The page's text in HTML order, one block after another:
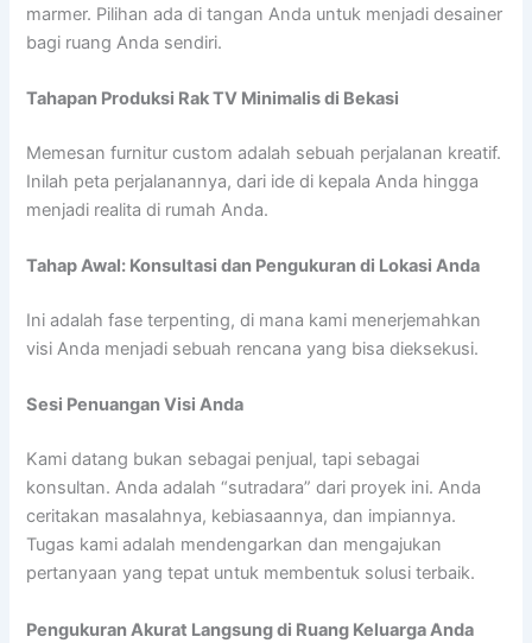
marmer. Pilihan ada di tangan Anda untuk menjadi desainer
bagi ruang Anda sendiri.
Tahapan Produksi Rak TV Minimalis di Bekasi
Memesan furnitur custom adalah sebuah perjalanan kreatif.
Inilah peta perjalanannya, dari ide di kepala Anda hingga
menjadi realita di rumah Anda.
Tahap Awal: Konsultasi dan Pengukuran di Lokasi Anda
Ini adalah fase terpenting, di mana kami menerjemahkan
visi Anda menjadi sebuah rencana yang bisa dieksekusi.
Sesi Penuangan Visi Anda
Kami datang bukan sebagai penjual, tapi sebagai
konsultan. Anda adalah “sutradara” dari proyek ini. Anda
ceritakan masalahnya, kebiasaannya, dan impiannya.
Tugas kami adalah mendengarkan dan mengajukan
pertanyaan yang tepat untuk membentuk solusi terbaik.
Pengukuran Akurat Langsung di Ruang Keluarga Anda